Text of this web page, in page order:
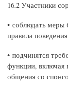
16.2 Участники
• соблюдать меры
правила
• подчинятся
функции, включая
общения со